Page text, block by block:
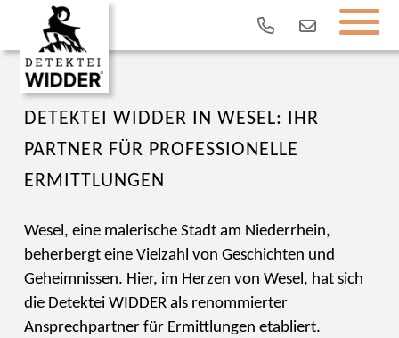
DETEKTEI WIDDER IN WESEL: IHR
PARTNER FÜR PROFESSIONELLE
ERMITTLUNGEN
Wesel, eine malerische Stadt am Niederrhein,
beherbergt eine Vielzahl von Geschichten und
Geheimnissen. Hier, im Herzen von Wesel, hat sich
die Detektei WIDDER als renommierter
Ansprechpartner für Ermittlungen etabliert.